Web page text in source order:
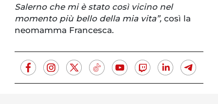
Salerno che mi è stato così vicino nel
momento più bello della mia vita”, così la
neomamma Francesca.